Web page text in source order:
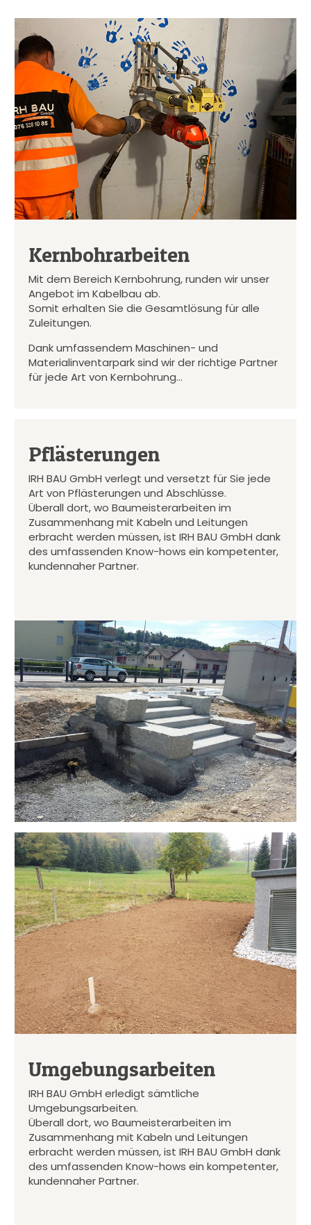
Kernbohrarbeiten
Mit dem Bereich Kernbohrung, runden wir unser
Angebot im Kabelbau ab.
Somit erhalten Sie die Gesamtlösung für alle
Zuleitungen.
Dank umfassendem Maschinen- und
Materialinventarpark sind wir der richtige Partner
für jede Art von Kernbohrung…
Pflästerungen
IRH BAU GmbH verlegt und versetzt für Sie jede
Art von Pflästerungen und Abschlüsse.
Überall dort, wo Baumeisterarbeiten im
Zusammenhang mit Kabeln und Leitungen
erbracht werden müssen, ist IRH BAU GmbH dank
des umfassenden Know-hows ein kompetenter,
kundennaher Partner.
Umgebungsarbeiten
IRH BAU GmbH erledigt sämtliche
Umgebungsarbeiten.
Überall dort, wo Baumeisterarbeiten im
Zusammenhang mit Kabeln und Leitungen
erbracht werden müssen, ist IRH BAU GmbH dank
des umfassenden Know-hows ein kompetenter,
kundennaher Partner.